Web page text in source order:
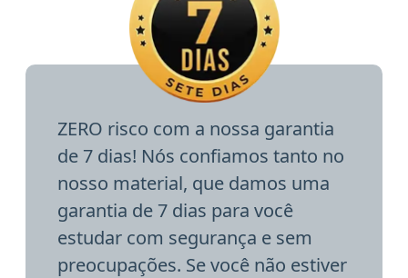
ZERO risco com a nossa garantia
de 7 dias! Nós confiamos tanto no
nosso material, que damos uma
garantia de 7 dias para você
estudar com segurança e sem
preocupações. Se você não estiver